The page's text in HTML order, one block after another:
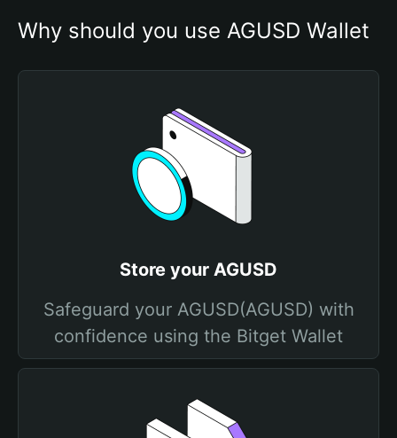
Why should you use AGUSD Wallet
Store your AGUSD
Safeguard your AGUSD(AGUSD) with
confidence using the Bitget Wallet